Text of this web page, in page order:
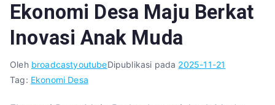
Ekonomi Desa Maju Berkat
Inovasi Anak Muda
Oleh broadcastyoutubeDipublikasi pada 2025-11-21
Tag: Ekonomi Desa